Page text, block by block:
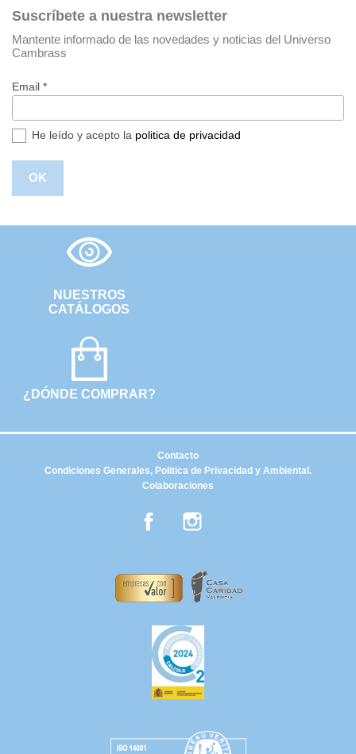
Suscríbete a nuestra newsletter
Mantente informado de las novedades y noticias del Universo
Cambrass
Email *
He leído y acepto la politica de privacidad
NUESTROS
CATÁLOGOS
¿DÓNDE COMPRAR?
Condiciones Generales, Politica de Privacidad y Ambiental.
Colaboraciones
Contacto
Facebook